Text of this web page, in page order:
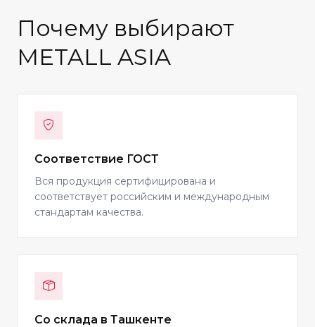
Почему выбирают
METALL ASIA
Соответствие ГОСТ
Вся продукция сертифицирована и
соответствует российским и международным
стандартам качества.
Со склада в Ташкенте